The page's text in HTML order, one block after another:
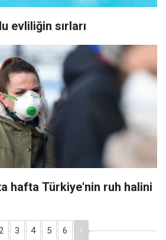
evliliğin sırları
hafta Türkiye'nin ruh halini
3 4 5 6